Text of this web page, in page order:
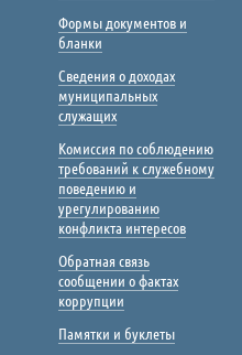
Формы документов и
бланки
Сведения о доходах
муниципальных
служащих
Комиссия по соблюдению
требований к служебному
поведению и
урегулированию
конфликта интересов
Обратная связь
сообщении о фактах
коррупции
Памятки и буклеты